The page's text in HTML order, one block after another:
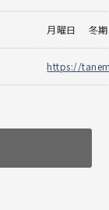
月曜日 冬期
https://